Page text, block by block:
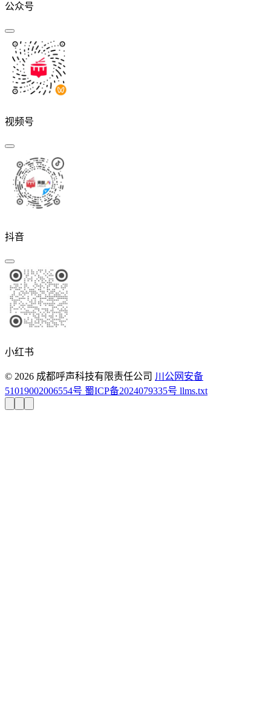
公众号
视频号
抖音
小红书
© 2026 成都呼声科技有限责任公司 川公网安备
51019002006554号 蜀ICP备2024079335号 llms.txt